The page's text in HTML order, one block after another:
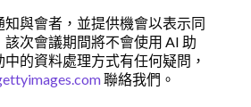
與會者，並提供機會以表示同
次會議期間將不會使用 AI 助
的資料處理方式有任何疑問，
聯絡我們。